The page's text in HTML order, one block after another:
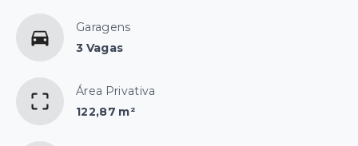
Garagens
3 Vagas
Área Privativa
122,87 m²